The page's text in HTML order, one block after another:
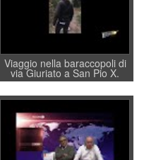
Viaggio nella baraccopoli di
via Giuriato a San Pio X.
Vicenza ai Vicentini: “faremo
un regalo di Natale ai
residenti”